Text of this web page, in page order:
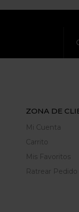
ZONA DE
Mi Cuenta
Carrito
Mis Favoritos
Ratrear Pedido